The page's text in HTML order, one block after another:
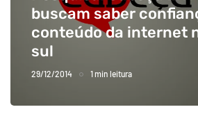
buscam saber
conteúdo da internet
sul
29/12/2014 1 min leitura